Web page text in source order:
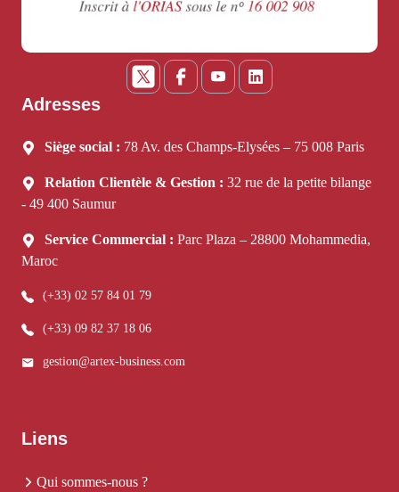
Adresses
Siège social : 78 Av. des Champs-Elysées – 75 008 Paris
Relation Clientèle & Gestion : 32 rue de la petite bilange
- 49 400 Saumur
Service Commercial : Parc Plaza – 28800 Mohammedia,
Maroc
(+33) 02 57 84 01 79
(+33) 09 82 37 18 06
gestion@artex-business.com
Liens
Qui sommes-nous ?